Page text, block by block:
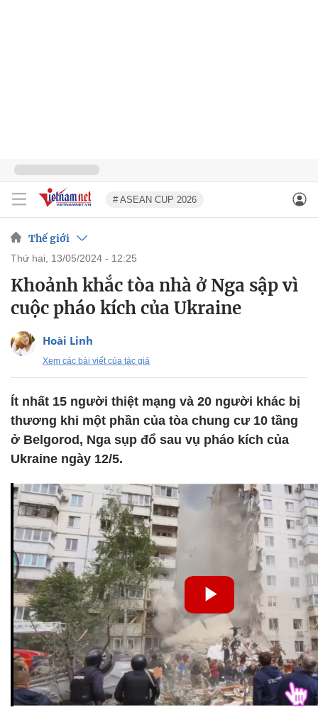
# ASEAN CUP 2026
Thế giới
thứ hai, 13/05/2024 - 12:25
Khoảnh khắc tòa nhà ở Nga sập vì
cuộc pháo kích của Ukraine
Hoài Linh
Xem các bài viết của tác giả
Ít nhất 15 người thiệt mạng và 20 người khác bị
thương khi một phần của tòa chung cư 10 tầng
ở Belgorod, Nga sụp đổ sau vụ pháo kích của
Ukraine ngày 12/5.